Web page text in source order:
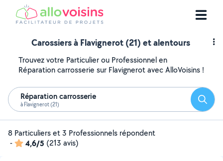
Carossiers à Flavignerot (21) et alentours
Trouvez votre Particulier ou Professionnel en
Réparation carrosserie sur Flavignerot avec AlloVoisins !
Réparation carrosserie
à Flavignerot (21)
8 Particuliers et 3 Professionnels répondent
-
4,6/5 (213 avis)